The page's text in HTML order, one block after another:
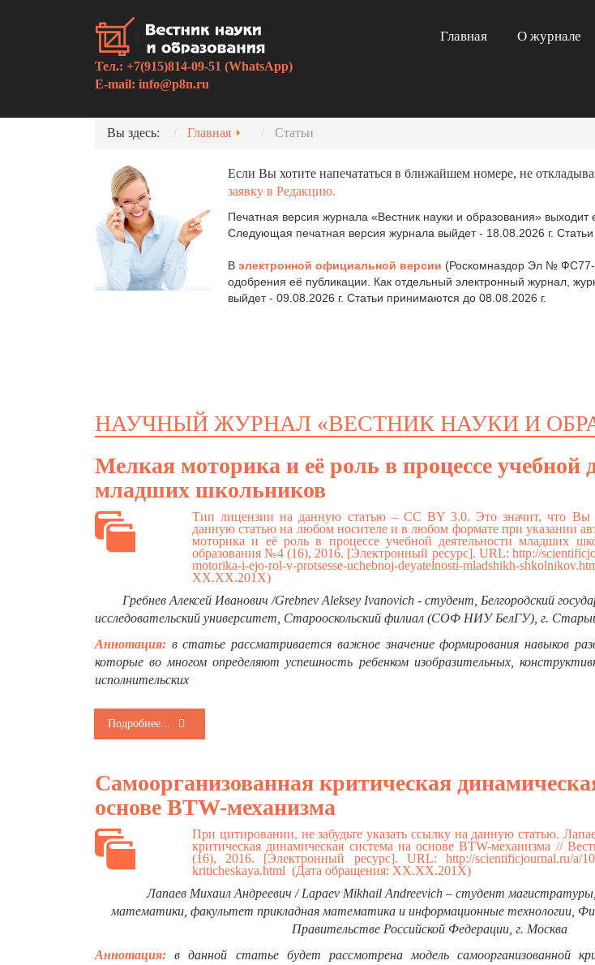
Тел.: +7(915)814-09-51 (WhatsApp)
E-mail: info@p8n.ru
Главная О журнале
Вы здесь: Главная Статьи
Если Вы хотите напечататься в ближайшем номере, не
заявку в Редакцию.
Печатная версия журнала «Вестник науки и образования»
Следующая печатная версия журнала выйдет - 18.08.2026 г.
В электронной официальной версии (Роскомназдор Эл № ФС77-
одобрения её публикации. Как отдельный электронный журнал,
выйдет - 09.08.2026 г. Статьи принимаются до 08.08.2026 г.
НАУЧНЫЙ ЖУРНАЛ «ВЕСТНИК НАУКИ И
Мелкая моторика и её роль в процессе учебной
младших школьников
Тип лицензии на данную статью – CC BY 3.0. Это значит, что Вы
данную статью на любом носителе и в любом формате при указании
моторика и её роль в процессе учебной деятельности младших
образования №4 (16), 2016. [Электронный ресурс]. URL: http://
motorika-i-ejo-rol-v-protsesse-uchebnoj-deyatelnosti-mladshikh-
ХХ.ХХ.201Х)
Гребнев Алексей Иванович /Grebnev Aleksey Ivanovich - студент, Белгородский
исследовательский университет, Старооскольский филиал (СОФ НИУ БелГУ), г.
Аннотация: в статье рассматривается важное значение формирования навыков
которые во многом определяют успешность ребенком изобразительных,
исполнительских
Подробнее...
Самоорганизованная критическая
основе BTW-механизма
При цитировании, не забудьте указать ссылку на данную статью.
критическая динамическая система на основе BTW-механизма //
(16), 2016. [Электронный ресурс]. URL: http://scientificjournal.ru/a/
kriticheskaya.html (Дата обращения: ХХ.ХХ.201Х)
Лапаев Михаил Андреевич / Lapaev Mikhail Andreevich – студент магистратуры,
математики, факультет прикладная математика и информационные технологии,
Правительстве Российской Федерации, г. Москва
Аннотация: в данной статье будет рассмотрена модель самоорганизованной